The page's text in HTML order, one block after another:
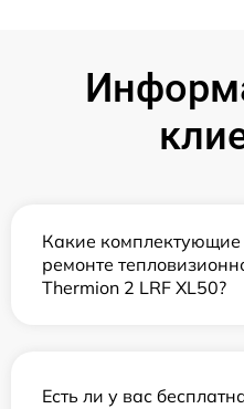
Какие комплектующие
ремонте
Thermion 2 LRF XL50?
Есть ли у вас